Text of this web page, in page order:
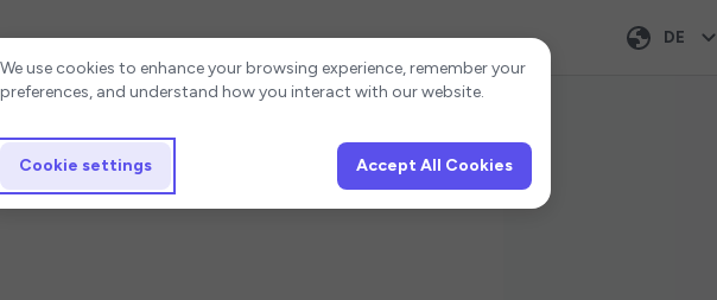
DE
Cookie settings
We use cookies to enhance your browsing experience, remember your
preferences, and understand how you interact with our website.
Cookie settings Accept All Cookies